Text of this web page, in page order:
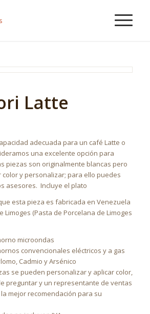
Latte
adecuada para un café Latte o
una excelente opción para
piezas son originalmente blancas pero
color y personalizar; para ello puedes
asesores. Incluye el plato
esta pieza es fabricada en Venezuela
Limoges (Pasta de Porcelana de Limoges
microondas
convencionales eléctricos y a gas
Cadmio y Arsénico
se pueden personalizar y aplicar color,
preguntar y un representante de ventas
mejor recomendación para su